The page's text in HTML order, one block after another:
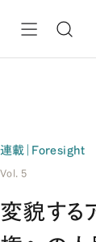
連載｜Foresight
Vol. 5
変貌する